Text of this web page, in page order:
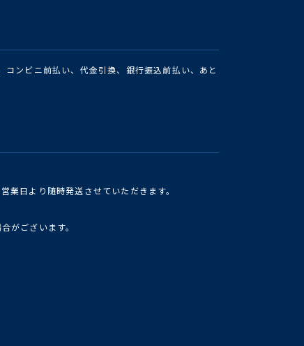
ンビニ前払い、代金引換、銀行振込前払い、あと
業日より随時発送させていただきます。
がございます。